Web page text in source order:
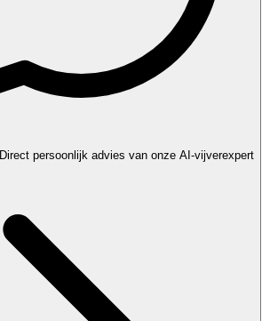
Direct persoonlijk advies van onze AI-vijverexpert